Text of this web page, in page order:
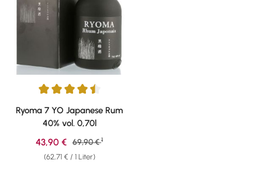
Durchschnittliche Bewertung von 4.59 von 5 Sternen
Ryoma 7 YO Japanese Rum
40% vol. 0,70l
(62,71 € / 1 Liter)
Verkaufspreis:
43,90 € Regulärer Preis:
69,90 € 1